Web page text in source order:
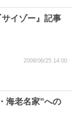
イゾー』記事
2008/06/25 14:00
海老名家”への